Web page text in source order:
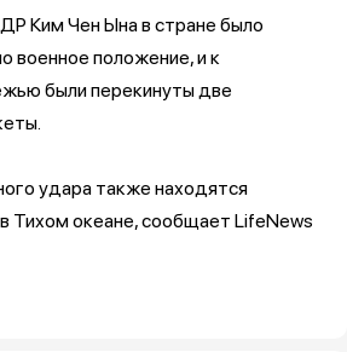
Ким Чен Ына в стране было
военное положение, и к
были перекинуты две
удара также находятся
Тихом океане, сообщает LifeNews